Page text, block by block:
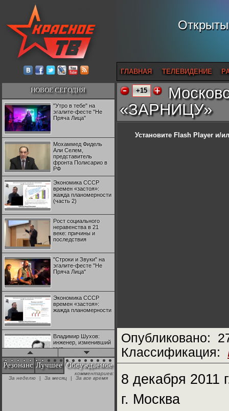
ГЛАВНАЯ ТЕЛЕВИДЕНИЕ
НОВОЕ СЕГОДНЯ
"Утро в тебе" на
эгалите-фесте "Не
Пряча Лица"
Мохаммед Фидель
Али Селем,
представитель
фронта Полисарио в
РФ
Экономика СССР
времен «застоя»:
жажда планомерности
(часть 2)
Рост социального
неравенства в 21
веке: причины и
последствия
"Строки и Звуки" на
эгалите-фесте "Не
Пряча Лица"
Экономика СССР
времен «застоя»:
жажда планомерности
Владимир Шухов:
инженер, изменивший
мир
"Аркадий Коц" на
эгалите-фесте "Не
Резонанс Лучшее Обсуждаемое
комментариев:
За неделю
| За месяц | За все время
+15
«ЗАРНИЦУ»
Установите Flash Player и/
Опубликовано:
Классификация:
8 декабря 2011
г. Москва